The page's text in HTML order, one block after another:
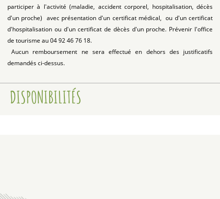
participer à l'activité (maladie, accident corporel, hospitalisation, décès
d'un proche) avec présentation d'un certificat médical, ou d'un certificat
d'hospitalisation ou d'un certificat de dècès d'un proche. Prévenir l'office
de tourisme au 04 92 46 76 18.
Aucun remboursement ne sera effectué en dehors des justificatifs
demandés ci-dessus.
DISPONIBILITÉS